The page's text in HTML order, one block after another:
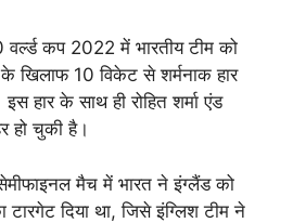
कप 2022 में भारतीय टीम को
खिलाफ 10 विकेट से शर्मनाक हार
हार के साथ ही रोहित शर्मा एंड
हो चुकी है।
मैच में भारत ने इंग्लैंड को
दिया था, जिसे इंग्लिश टीम ने